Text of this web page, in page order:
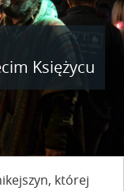
Księżycu
której